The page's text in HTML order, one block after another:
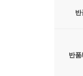
반
반